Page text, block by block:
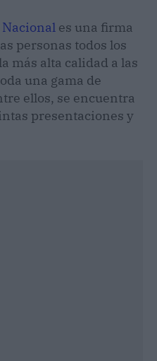
Nacional es una firma
personas todos los
más alta calidad a las
una gama de
ellos, se encuentra
presentaciones y